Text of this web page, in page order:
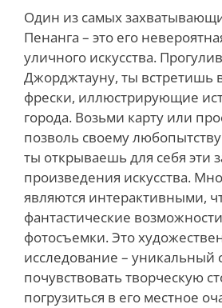
Один из самых
Пенанга – это его
уличного искусства.
Джорджтауну, ты встретишь
фрески, иллюстрирующие
города. Возьми карту или
позволь своему
ты открываешь для себя эти
произведения искусства.
являются интерактивными,
фантастические
фотосъемки. Это
исследование – уникальный
почувствовать творческую
погрузиться в его местное